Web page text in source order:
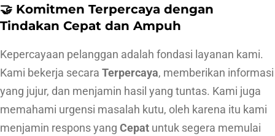
b
n
T
e
r
p
🤝 Komitmen Terpercaya dengan
Tindakan Cepat dan Ampuh
Kepercayaan pelanggan adalah fondasi layanan kami.
Kami bekerja secara Terpercaya, memberikan informasi
yang jujur, dan menjamin hasil yang tuntas. Kami juga
memahami urgensi masalah kutu, oleh karena itu kami
menjamin respons yang Cepat untuk segera memulai